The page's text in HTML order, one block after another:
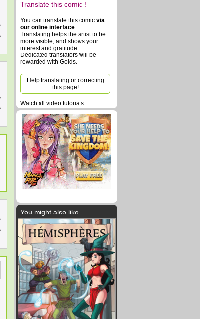
Translate this comic !
You can translate this comic via
our online interface.
Translating helps the artist to be
more visible, and shows your
interest and gratitude.
Dedicated translators will be
rewarded with Golds.
Help translating or correcting
this page!
Watch all video tutorials
You might also like